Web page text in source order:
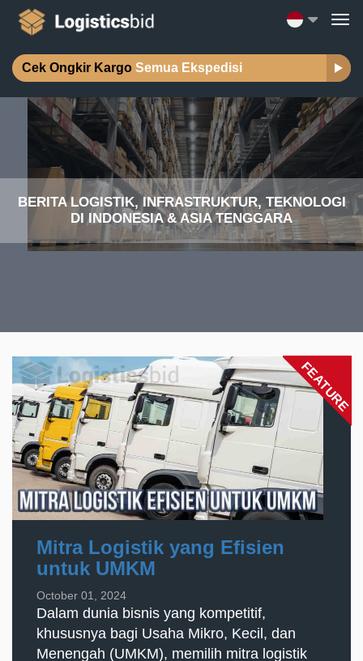
Cek Ongkir Kargo Semua Ekspedisi
BERITA LOGISTIK, INFRASTRUKTUR, TEKNOLOGI
DI INDONESIA & ASIA TENGGARA
FEATURE
Mitra Logistik yang Efisien
untuk UMKM
October 01, 2024
Dalam dunia bisnis yang kompetitif,
khususnya bagi Usaha Mikro, Kecil, dan
Menengah (UMKM), memilih mitra logistik